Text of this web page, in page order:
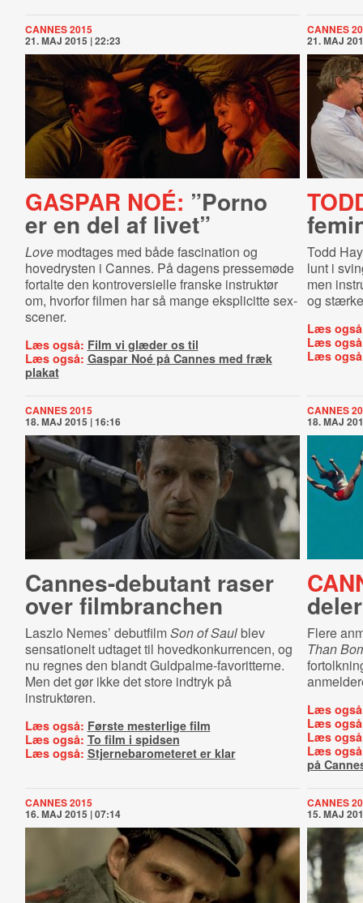
CANNES 2015
21. MAJ 2015 | 22:23
GASPAR NOÉ: ”Porno
er en del af livet”
Lovemodtages med både fascination og
hovedrysten i Cannes. På dagens pressemøde
fortalte den kontroversielle franske instruktør
om, hvorfor filmen har så mange eksplicitte sex-
scener.
Læs også: Film vi glæder os til
Læs også: Gaspar Noé på Cannes med fræk
plakat
CANNES
21. MAJ
Todd
lunt i
men
og
Læs
Læs
Læs
CANNES 2015
18. MAJ 2015 | 16:16
Cannes-​de­butant raser
over filmbranchen
Laszlo Nemes’ debutfilmSon of Saulblev
sensationelt udtaget til hovedkonkurrencen, og
nu regnes den blandt Guldpalme-favoritterne.
Men det gør ikke det store indtryk på
instruktøren.
Læs også: Første mesterlige film
Læs også: To film i spidsen
Læs også: Stjernebarometeret er klar
CANNES
18. MAJ
Flere
Than
Læs
Læs
Læs
Læs
på
CANNES 2015
16. MAJ 2015 | 07:14
CANNES
15. MAJ